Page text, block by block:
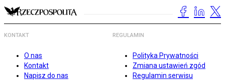
KONTAKT
O nas
Kontakt
Napisz do nas
REGULAMIN
Polityka Prywatności
Zmiana ustawień zgód
Regulamin serwisu